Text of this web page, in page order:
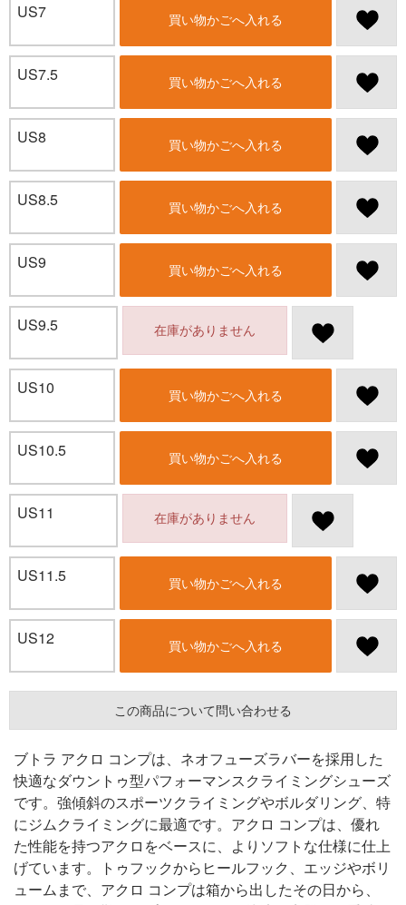
US7 買い物かごへ入れる
US7.5 買い物かごへ入れる
US8 買い物かごへ入れる
US8.5 買い物かごへ入れる
US9 買い物かごへ入れる
US9.5 在庫がありません
US10 買い物かごへ入れる
US10.5 買い物かごへ入れる
US11 在庫がありません
US11.5 買い物かごへ入れる
US12 買い物かごへ入れる
この商品について問い合わせる
ブトラ アクロ コンプは、ネオフューズラバーを採用した
快適なダウントゥ型パフォーマンスクライミングシューズ
です。強傾斜のスポーツクライミングやボルダリング、特
にジムクライミングに最適です。アクロ コンプは、優れ
た性能を持つアクロをベースに、よりソフトな仕様に仕上
げています。トゥフックからヒールフック、エッジやボリ
ュームまで、アクロ コンプは箱から出したその日から、